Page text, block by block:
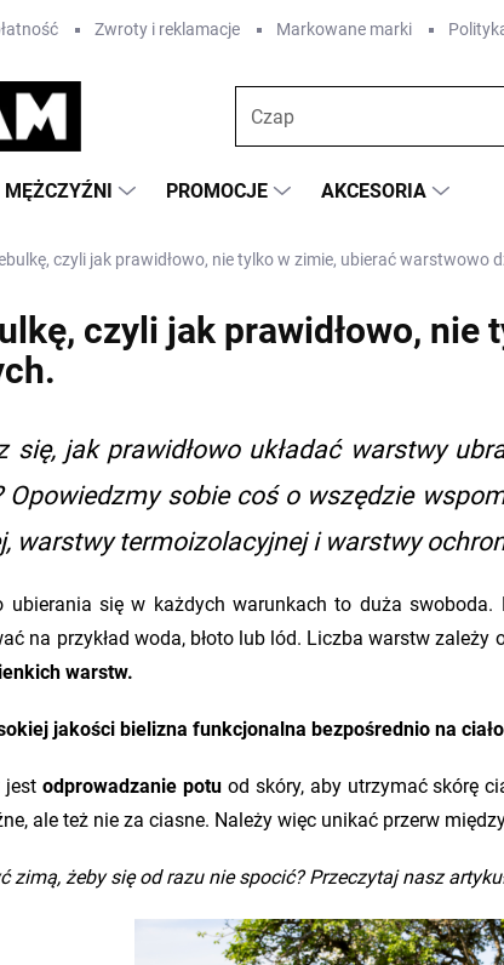
Zwroty i reklamacje Markowane marki
MĘŻCZYŹNI PROMOCJE AKCESORIA
czyli jak prawidłowo, nie tylko w zimie, ubierać warstwowo
czyli jak prawidłowo,
się, jak prawidłowo układać warstwy
Opowiedzmy sobie coś o wszędzie
warstwy termoizolacyjnej i warstwy
ubierania się w każdych warunkach to duża
na przykład woda, błoto lub lód. Liczba warstw
warstw.
jakości bielizna funkcjonalna bezpośrednio na ciało
jest odprowadzanie potuod skóry, aby utrzymać skórę
ale też nie za ciasne. Należy więc unikać przerw
zimą, żeby się od razu nie spocić? Przeczytaj nasz